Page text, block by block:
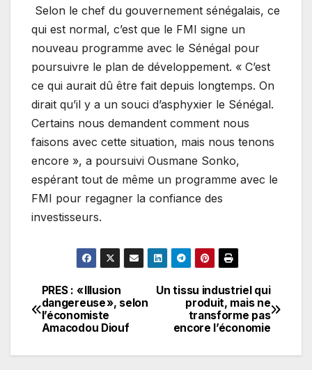
Selon le chef du gouvernement sénégalais, ce
qui est normal, c’est que le FMI signe un
nouveau programme avec le Sénégal pour
poursuivre le plan de développement. « C’est
ce qui aurait dû être fait depuis longtemps. On
dirait qu’il y a un souci d’asphyxier le Sénégal.
Certains nous demandent comment nous
faisons avec cette situation, mais nous tenons
encore », a poursuivi Ousmane Sonko,
espérant tout de même un programme avec le
FMI pour regagner la confiance des
investisseurs.
Navigation
de
l’article
Un tissu industriel qui
produit, mais ne
transforme pas
encore l’économie
PRES : « Illusion
dangereuse », selon
l’économiste
Amacodou Diouf